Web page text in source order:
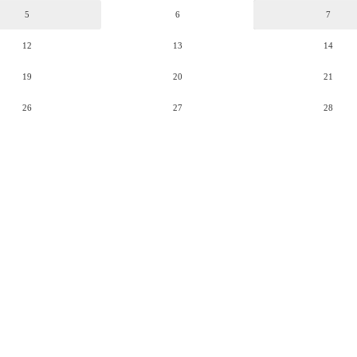
5 6 7
12 13 14
19 20 21
26 27 28